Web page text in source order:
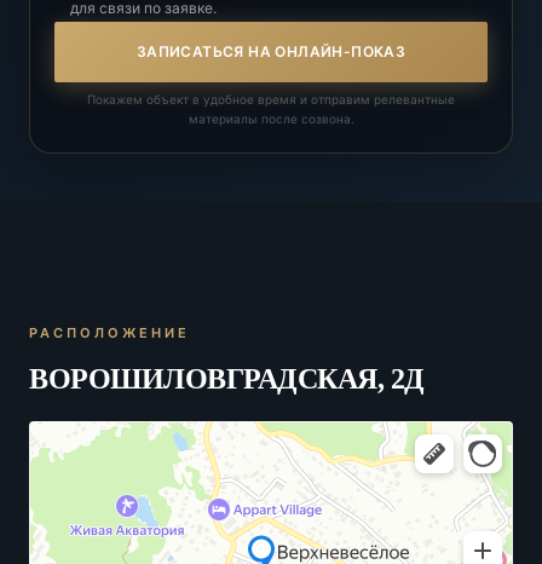
для связи по заявке.
ЗАПИСАТЬСЯ НА ОНЛАЙН-ПОКАЗ
Покажем объект в удобное время и отправим релевантные
материалы после созвона.
РАСПОЛОЖЕНИЕ
ВОРОШИЛОВГРАДСКАЯ, 2Д